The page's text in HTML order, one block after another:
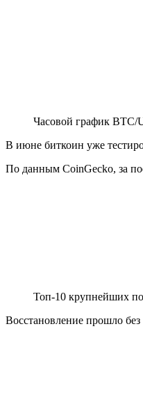
Часовой график BTC/
В июне биткоин уже
По данным CoinGecko, за
Топ-10 крупнейших
Восстановление прошло без